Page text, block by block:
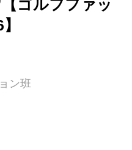
ゴルフファッ
ン班